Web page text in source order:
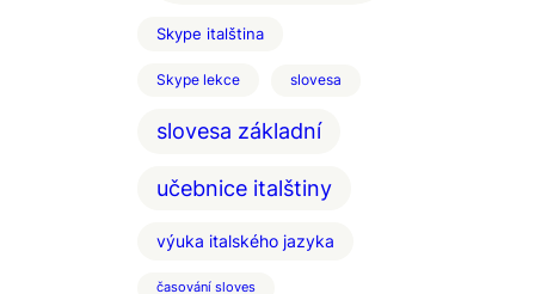
Skype italština
Skype lekce slovesa
slovesa základní
učebnice italštiny
výuka italského jazyka
časování sloves